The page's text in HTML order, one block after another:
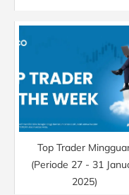
Top Trader
(Periode 27 - 31
2025)